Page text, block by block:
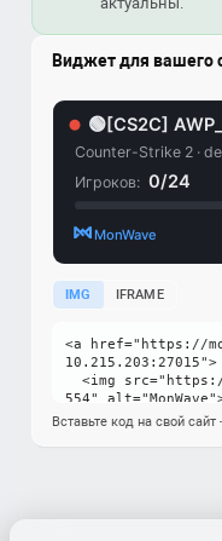
Виджет для вашего
IMG IFRAME
Вставьте код на свой